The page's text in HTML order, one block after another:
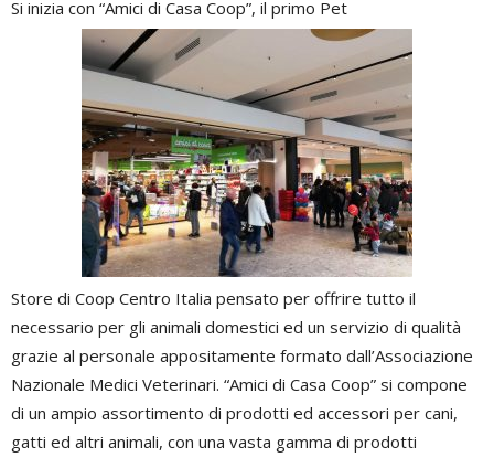
Si inizia con “Amici di Casa Coop”, il primo Pet
Store di Coop Centro Italia pensato per offrire tutto il
necessario per gli animali domestici ed un servizio di qualità
grazie al personale appositamente formato dall’Associazione
Nazionale Medici Veterinari. “Amici di Casa Coop” si compone
di un ampio assortimento di prodotti ed accessori per cani,
gatti ed altri animali, con una vasta gamma di prodotti